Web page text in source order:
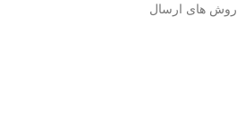
روش های ارسال